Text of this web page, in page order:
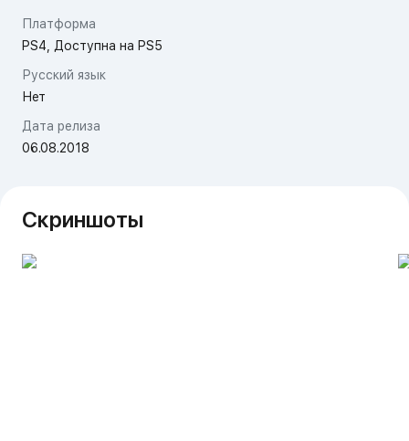
Платформа
PS4, Доступна на PS5
Русский язык
Нет
Дата релиза
06.08.2018
Скриншоты